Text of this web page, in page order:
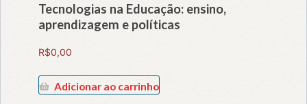
Tecnologias na Educação: ensino,
aprendizagem e políticas
R$0,00
Adicionar ao carrinho